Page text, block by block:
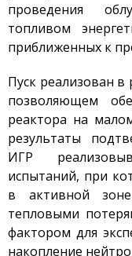
проведения
топливом
приближенных к
Пуск реализован
позволяющем
реактора на
результаты
ИГР
испытаний, при
в активной
тепловыми
фактором для
накопление